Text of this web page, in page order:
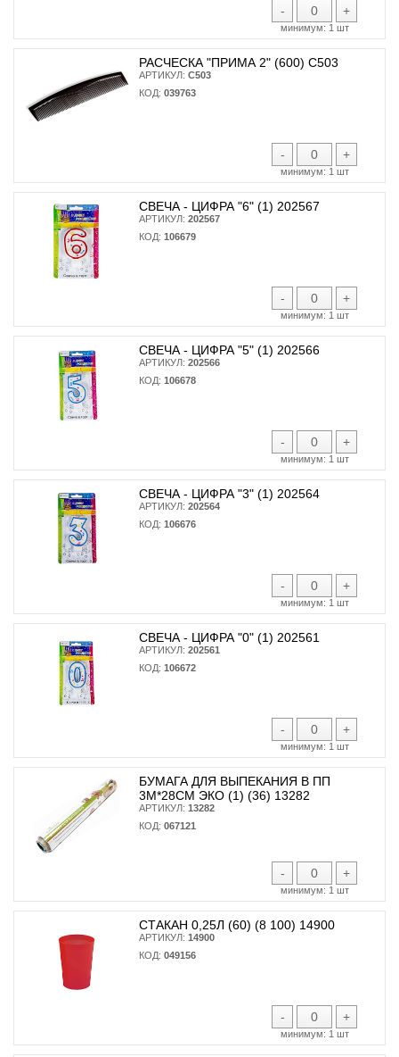
- +
минимум: 1 шт
РАСЧЕСКА "ПРИМА 2" (600) С503
АРТИКУЛ: С503
КОД: 039763
- +
минимум: 1 шт
СВЕЧА - ЦИФРА "6" (1) 202567
АРТИКУЛ: 202567
КОД: 106679
- +
минимум: 1 шт
СВЕЧА - ЦИФРА "5" (1) 202566
АРТИКУЛ: 202566
КОД: 106678
- +
минимум: 1 шт
СВЕЧА - ЦИФРА "3" (1) 202564
АРТИКУЛ: 202564
КОД: 106676
- +
минимум: 1 шт
СВЕЧА - ЦИФРА "0" (1) 202561
АРТИКУЛ: 202561
КОД: 106672
- +
минимум: 1 шт
БУМАГА ДЛЯ ВЫПЕКАНИЯ В ПП
3М*28СМ ЭКО (1) (36) 13282
АРТИКУЛ: 13282
КОД: 067121
- +
минимум: 1 шт
СТАКАН 0,25Л (60) (8 100) 14900
АРТИКУЛ: 14900
КОД: 049156
- +
минимум: 1 шт